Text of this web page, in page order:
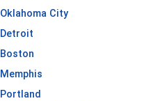
Oklahoma City
Detroit
Boston
Memphis
Portland